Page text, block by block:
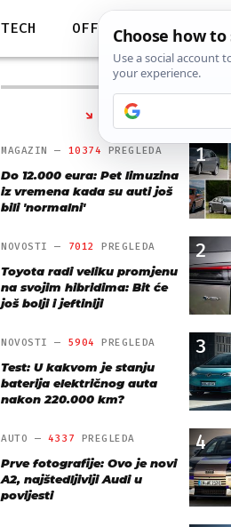
TECH OFF
NAJČITANIJE
1
MAGAZIN — 10374 PREGLEDA
Do 12.000 eura: Pet limuzina
iz vremena kada su auti još
bili 'normalni'
2
NOVOSTI — 7012 PREGLEDA
Toyota radi veliku promjenu
na svojim hibridima: Bit će
još bolji i jeftiniji
3
NOVOSTI — 5904 PREGLEDA
Test: U kakvom je stanju
baterija električnog auta
nakon 220.000 km?
4
AUTO — 4337 PREGLEDA
Prve fotografije: Ovo je novi
A2, najštedljiviji Audi u
povijesti